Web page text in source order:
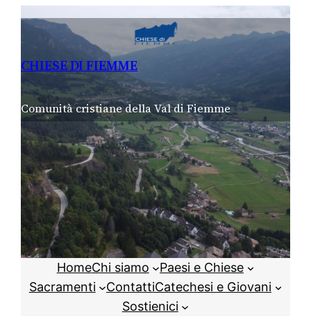
CHIESE DI FIEMME
Comunità cristiane della Val di Fiemme
HomeChi siamo
Paesi e Chiese
Sacramenti
ContattiCatechesi e Giovani
Sostienici